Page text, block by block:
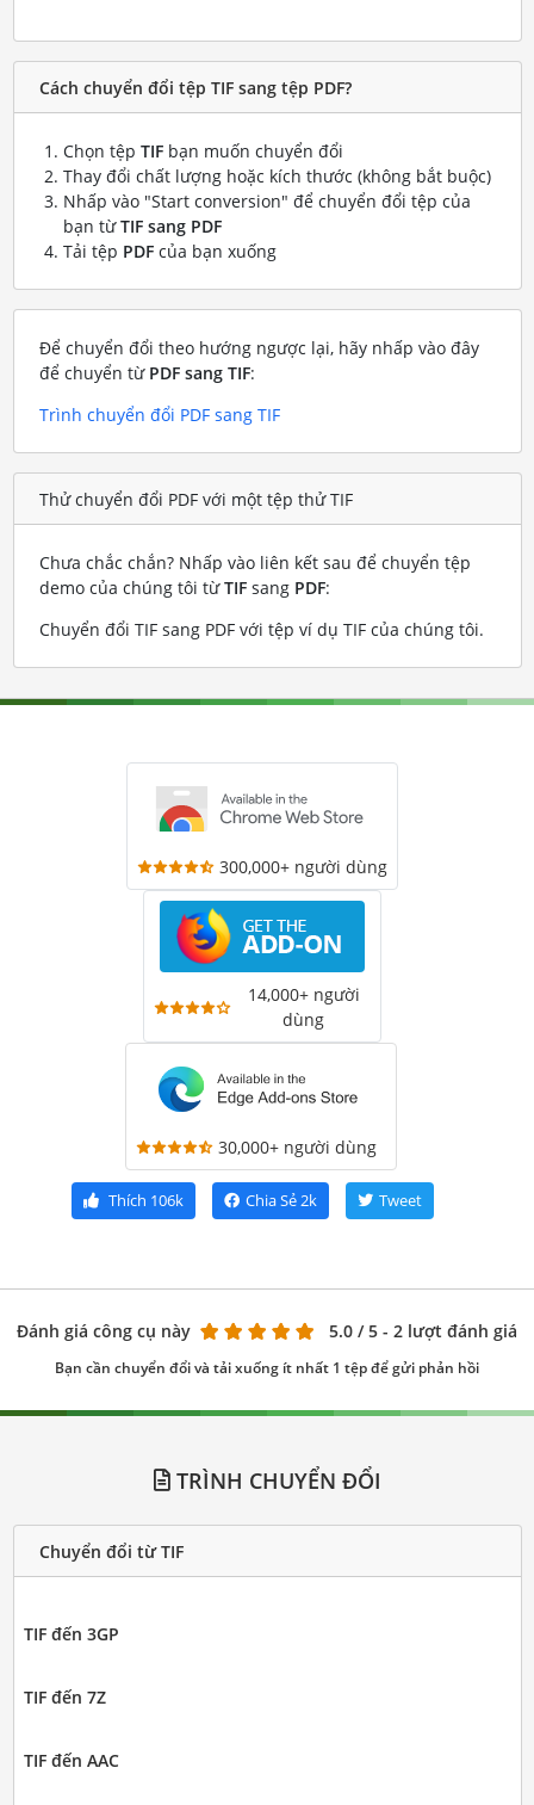
Cách chuyển đổi tệp TIF sang tệp PDF?
Chọn tệp TIFbạn muốn chuyển đổi
Thay đổi chất lượng hoặc kích thước (không bắt buộc)
Nhấp vào "Start conversion" để chuyển đổi tệp của
bạn từTIF sang PDF
Tải tệp PDFcủa bạn xuống
Để chuyển đổi theo hướng ngược lại, hãy nhấp vào đây
để chuyển từ PDF sang TIF:
Trình chuyển đổi PDF sang TIF
Thử chuyển đổi PDF với một tệp thử TIF
Chưa chắc chắn? Nhấp vào liên kết sau để chuyển tệp
demo của chúng tôi từTIFsang PDF:
Chuyển đổi TIF sang PDF với tệp ví dụ TIF của chúng tôi.
300,000+ người dùng
14,000+ người
dùng
30,000+ người dùng
Thích 106k Chia Sẻ2k Tweet
Đánh giá công cụ này 5.0 / 5 - 2 lượt đánh giá
Bạn cần chuyển đổi và tải xuống ít nhất 1 tệp để gửi phản hồi
TRÌNH CHUYỂN ĐỔI
Chuyển đổi từ TIF
TIF đến 3GP
TIF đến 7Z
TIF đến AAC